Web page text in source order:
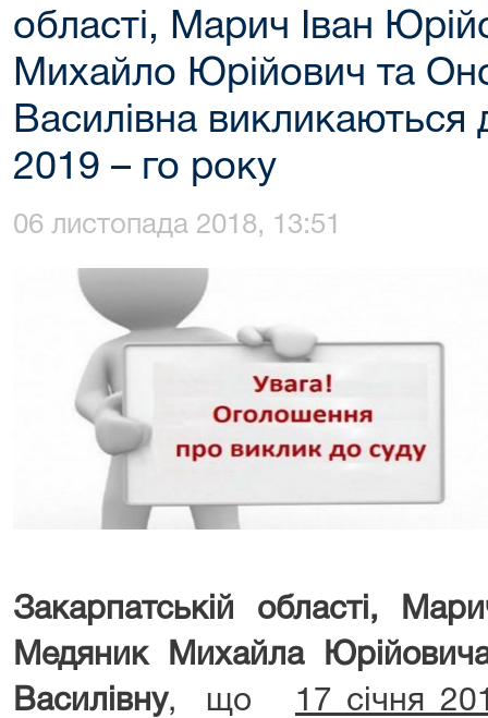
області, Марич Іван
Михайло Юрійович та
Василівна викликаються
2019 – го року
06 листопада 2018, 13:51
Закарпатській області,
Медяник Михайла
Василівну, що 17 січня